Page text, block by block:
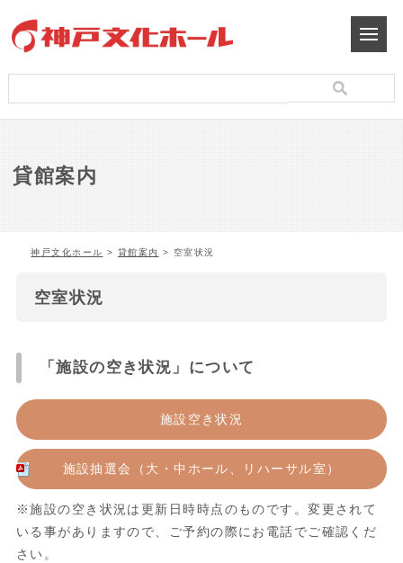
貸館案内
神戸文化ホール > 貸館案内 > 空室状況
空室状況
「施設の空き状況」について
施設空き状況
施設抽選会（大・中ホール、リハーサル室）
※施設の空き状況は更新日時時点のものです。変更されて
いる事がありますので、ご予約の際にお電話でご確認くだ
さい。